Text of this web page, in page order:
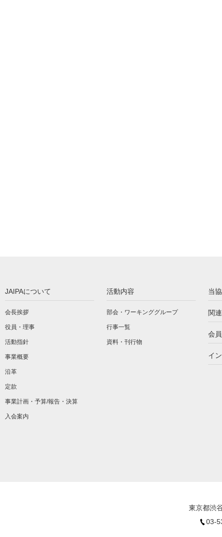
JAIPAについて
会長挨拶
役員・理事
活動指針
事業概要
沿革
定款
事業計画・予算/報告・決算
入会案内
活動内容
部会・ワーキンググループ
行事一覧
資料・刊行物
当
関
会
イ
東京都渋
03-